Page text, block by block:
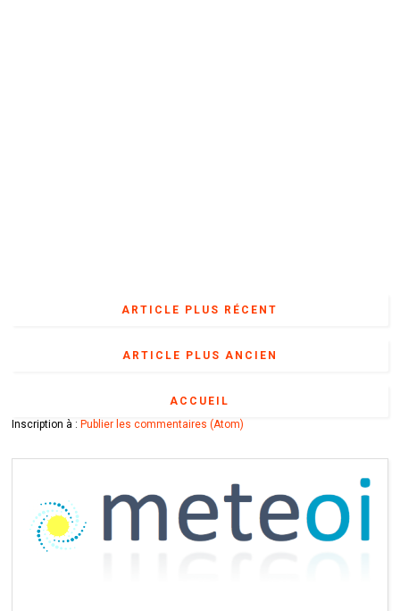
ARTICLE PLUS RÉCENT
ARTICLE PLUS ANCIEN
ACCUEIL
Inscription à : Publier les commentaires (Atom)